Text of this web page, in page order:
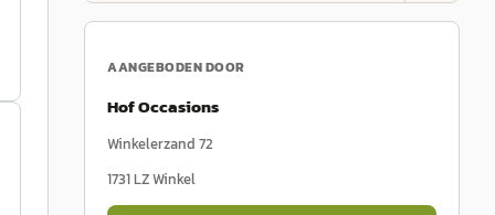
AANGEBODEN DOOR
Hof Occasions
Winkelerzand 72
1731 LZWinkel